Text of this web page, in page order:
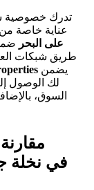
عناية خاصة
على البحر
طريق شبكات
لك الوصول
السوق،
في نخلة